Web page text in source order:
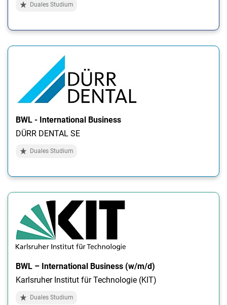
Duales Studium
BWL - International Business
DÜRR DENTAL SE
Duales Studium
BWL – International Business (w/m/d)
Karlsruher Institut für Technologie (KIT)
Duales Studium